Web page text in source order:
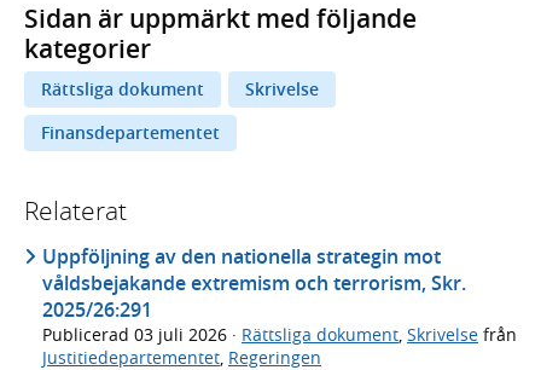
Sidan är uppmärkt med följande
kategorier
Rättsliga dokument
Skrivelse
Finansdepartementet
Relaterat
Uppföljning av den nationella strategin mot
våldsbejakande extremism och terrorism, Skr.
2025/26:291
Publicerad 03 juli 2026 · Rättsliga dokument, Skrivelse från
Justitiedepartementet, Regeringen